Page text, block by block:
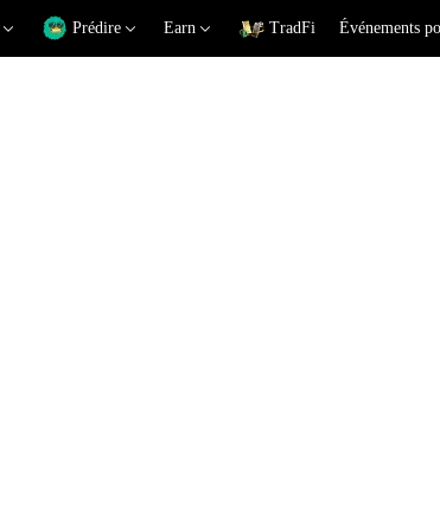
Prédire Earn TradFi Événements